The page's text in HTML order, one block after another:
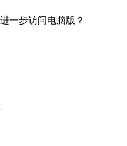
一步访问电脑版？